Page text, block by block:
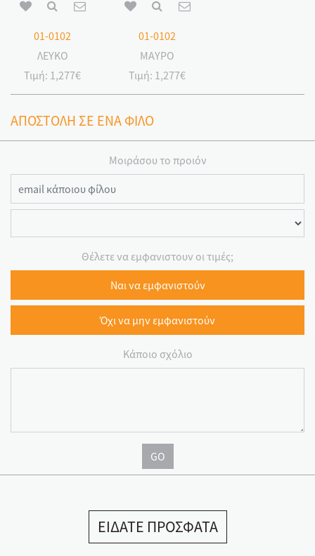
01-0102
ΛΕΥΚΟ
Τιμή: 1,277€
01-0102
ΜΑΥΡΟ
Τιμή: 1,277€
ΑΠΟΣΤΟΛΗ ΣΕ ΕΝΑ ΦΙΛΟ
Μοιράσου το προιόν
Θέλετε να εμφανιστουν οι τιμές;
Ναι να εμφανιστούν
Όχι να μην εμφανιστούν
Κάποιο σχόλιο
GO
ΕΙΔΑΤΕ ΠΡΟΣΦΑΤΑ